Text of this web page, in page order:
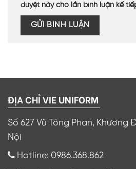
duyệt này cho lần bình luận kế
ĐỊA CHỈ VIE UNIFORM
Số 627 Vũ Tông Phan, Khương
Nội
Hotline: 0986.368.862